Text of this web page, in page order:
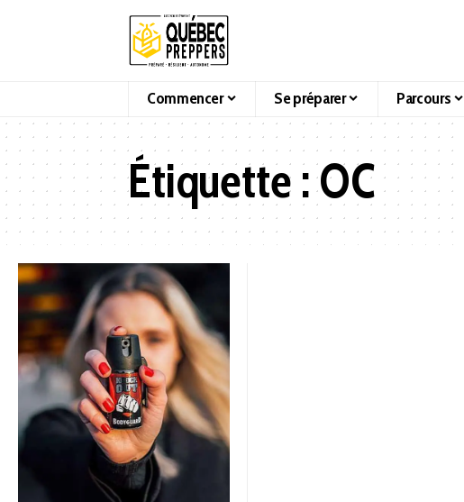
Commencer Se préparer Parcours
Étiquette :OC